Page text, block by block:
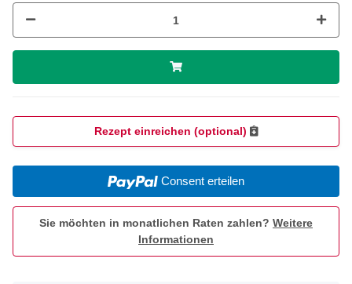
Rezept einreichen (optional)
Consent erteilen
Sie möchten in monatlichen Raten zahlen? Weitere
Informationen